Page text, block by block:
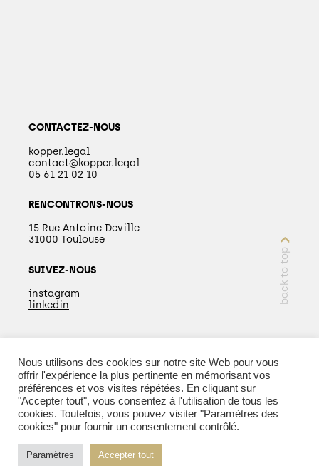
CONTACTEZ-NOUS
kopper.legal
contact@kopper.legal
05 61 21 02 10
RENCONTRONS-NOUS
15 Rue Antoine Deville
31000 Toulouse
SUIVEZ-NOUS
instagram
linkedin
EN SAVOIR PLUS
© 2026 Kopper - Tous droits réservés |
légales| Réalisation :PURE
back to top
Nous utilisons des cookies sur notre site Web pour vous
offrir l'expérience la plus pertinente en mémorisant vos
préférences et vos visites répétées. En cliquant sur
"Accepter tout", vous consentez à l'utilisation de tous les
cookies. Toutefois, vous pouvez visiter "Paramètres des
cookies" pour fournir un consentement contrôlé.
Paramètres Accepter tout